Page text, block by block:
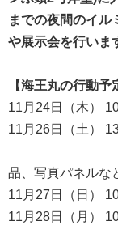
までの夜間のイル
や展示会を行いま
【海王丸の行動予
11月24日（木）
11月26日（土）
展示会(
品、写真パネルな
11月27日（日）
11月28日（月）